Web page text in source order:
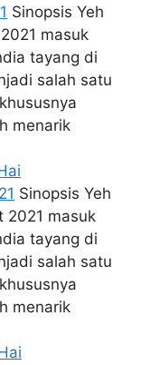
Sinopsis Yeh
masuk
tayang di
salah satu
menarik
Sinopsis Yeh
2021 masuk
tayang di
salah satu
menarik